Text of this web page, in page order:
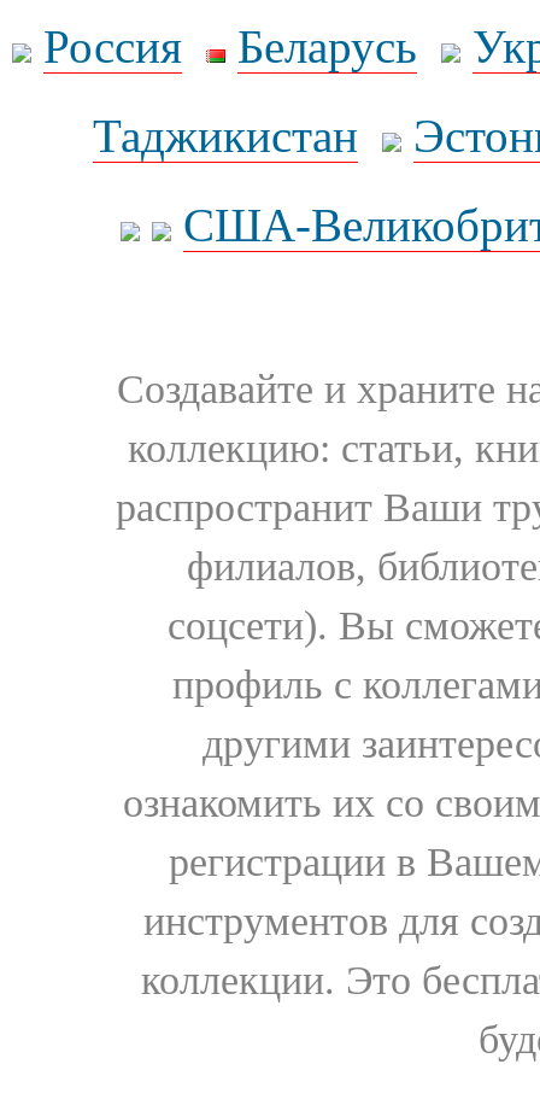
Россия Беларусь
Таджикистан
США-
Создавайте и храните
коллекцию: статьи,
распространит Ваши
филиалов,
соцсети). Вы
профиль с
другими
ознакомить их со
регистрации в
инструментов для
коллекции. Это